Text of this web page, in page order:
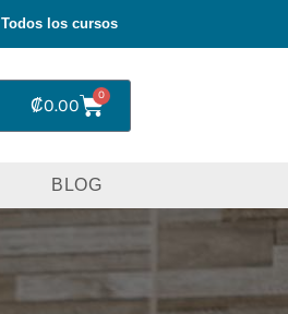
Todos los cursos
₡0.00 0
BLOG